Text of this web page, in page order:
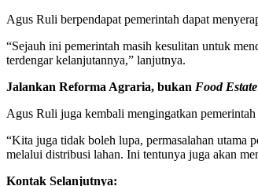
Agus Ruli berpendapat pemerintah dapat
“Sejauh ini pemerintah masih kesulitan untuk
terdengar kelanjutannya,” lanjutnya.
Jalankan Reforma Agraria, bukan Food Estate
Agus Ruli juga kembali mengingatkan
“Kita juga tidak boleh lupa, permasalahan utama
melalui distribusi lahan. Ini tentunya juga akan
Kontak Selanjutnya: